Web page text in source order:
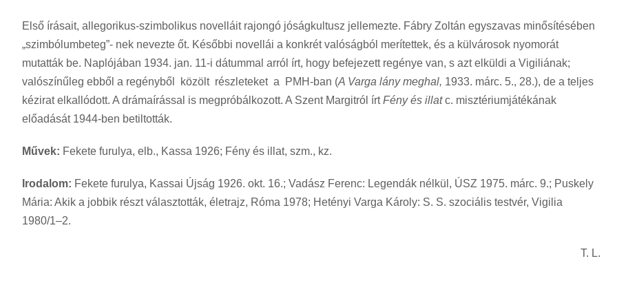
Első írásait, allegorikus-szimbolikus novelláit rajongó jóságkultusz jellemezte. Fábry Zoltán egyszavas minősítésében
„szimbólumbeteg”- nek nevezte őt. Későbbi novellái a konkrét valóságból merítettek, és a külvárosok nyomorát
mutatták be. Naplójában 1934. jan. 11-i dátummal arról írt, hogy befejezett regénye van, s azt elküldi a Vigiliának;
valószínűleg ebből a regényből közölt részleteket a PMH-ban (A Varga lány meghal, 1933. márc. 5., 28.), de a teljes
kézirat elkallódott. A drámaírással is megpróbálkozott. A Szent Margitról írtFény és illatc. misztériumjátékának
előadását 1944-ben betiltották.
Művek: Fekete furulya, elb., Kassa 1926; Fény és illat, szm., kz.
Irodalom: Fekete furulya, Kassai Újság 1926. okt. 16.; Vadász Ferenc: Legendák nélkül, ÚSZ 1975. márc. 9.; Puskely
Mária: Akik a jobbik részt választották, életrajz, Róma 1978; Hetényi Varga Károly: S. S. szociális testvér, Vigilia
1980/1–2.
T. L.